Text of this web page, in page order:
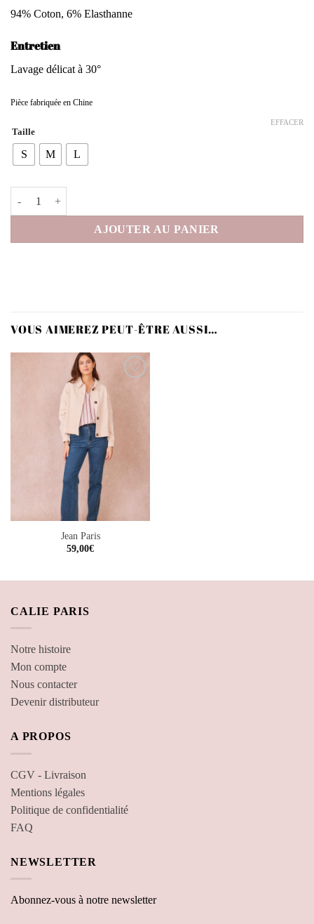
94% Coton, 6% Elasthanne
Entretien
Lavage délicat à 30°
Pièce fabriquée en Chine
Taille
S M L
EFFACER
AJOUTER AU PANIER
VOUS AIMEREZ PEUT-ÊTRE AUSSI…
Jean Paris
59,00€
CALIE PARIS
Notre histoire
Mon compte
Nous contacter
Devenir distributeur
A PROPOS
CGV - Livraison
Mentions légales
Politique de confidentialité
FAQ
NEWSLETTER
Abonnez-vous à notre newsletter